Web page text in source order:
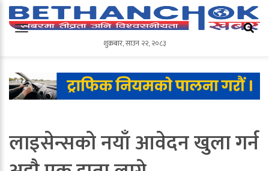
शुक्रबार,साउन २२,२०८३
शुक्रबार,साउन २२, २०८३
लाइसेन्सको नयाँ आवेदन खुला गर्न